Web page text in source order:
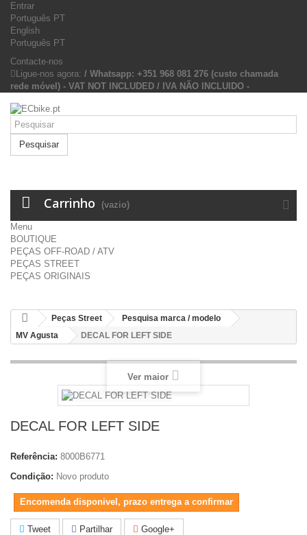
Entrar
Português PT
English
Português PT
Contacte-nos
Ligue-nos agora: / Whatsapp: +351 968 081 276 (custo chamada
rede móvel) - VAT NOT INCLUDED / IVA NÃO INCLUIDO -
Pesquisar
Carrinho (vazio)
Menu
BOUTIQUE
PEÇAS OFF-ROAD / ATV
PEÇAS STREET
PEÇAS ORIGINAIS
Peças Street
Pesquisa marca / modelo
MV Agusta
DECAL FOR LEFT SIDE
Ver maior
DECAL FOR LEFT SIDE
Referência: 8000B6771
Condição: Novo produto
Encomenda disponivel, prazo entrega a confirmar
Tweet Partilhar Google+